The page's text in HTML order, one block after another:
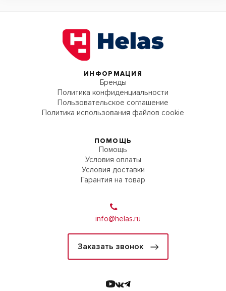
ИНФОРМАЦИЯ
Бренды
Политика конфиденциальности
Пользовательское соглашение
Политика использования файлов cookie
ПОМОЩЬ
Помощь
Условия оплаты
Условия доставки
Гарантия на товар
info@helas.ru
Заказать звонок